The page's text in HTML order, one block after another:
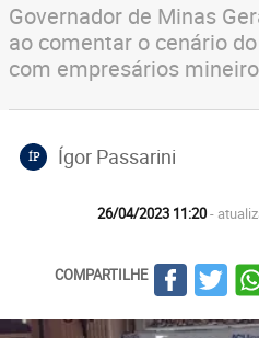
Governador de Minas
ao comentar o cenário
com empresários
ÍP Ígor Passarini
26/04/2023 11:20-
COMPARTILHE